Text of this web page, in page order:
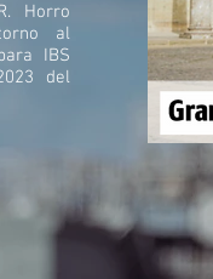
Horro
al
IBS
del